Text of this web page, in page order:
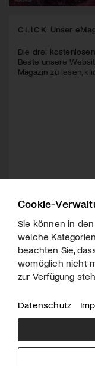
CLICK Unser
Die drei
Beste unsere
Magazin zu lesen,
Über uns
Cookie-
Sie können in
welche
beachten Sie,
womöglich nicht
zur Verfügung
Datenschutz